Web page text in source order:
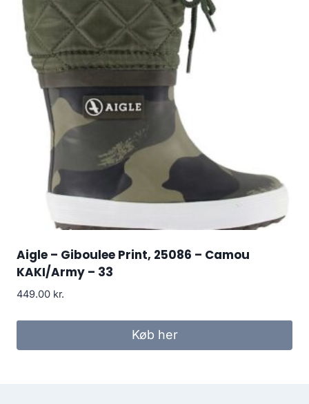
Aigle – Giboulee Print, 25086 – Camou
KAKI/Army – 33
449.00 kr.
Køb her